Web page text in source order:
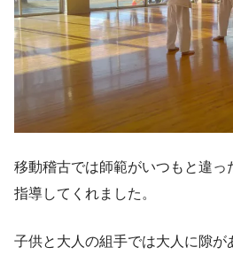
移動稽古では師範がいつもと違っ
指導してくれました。
子供と大人の組手では大人に隙が